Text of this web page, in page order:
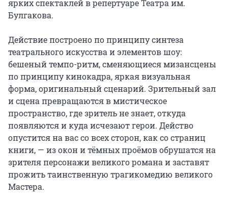
ярких спектаклей в репертуаре Театра им.
Булгакова.
Действие построено по принципу синтеза
театрального искусства и элементов шоу:
бешеный темпо-ритм, сменяющиеся мизансцены
по принципу кинокадра, яркая визуальная
форма, оригинальный сценарий. Зрительный зал
и сцена превращаются в мистическое
пространство, где зритель не знает, откуда
появляются и куда исчезают герои. Действо
опустится на вас со всех сторон, как со страниц
книги, — из окон и тёмных проёмов обрушатся на
зрителя персонажи великого романа и заставят
прожить таинственную трагикомедию великого
Мастера.